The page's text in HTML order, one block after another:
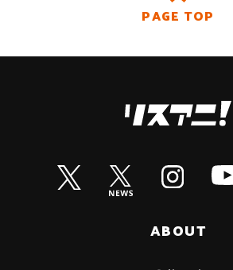
PAGE TOP
ABOUT